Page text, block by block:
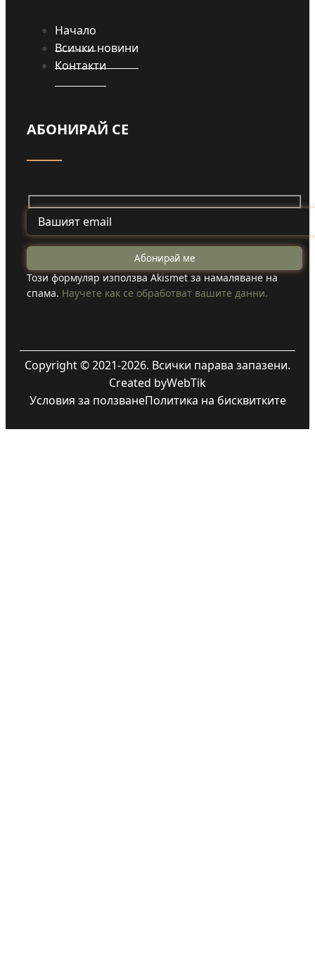
Начало
Всички новини
Контакти
АБОНИРАЙ СЕ
Този формуляр използва Akismet за намаляване на
спама. Научете как се обработват вашите данни.
Copyright © 2021-2026. Всички парава запазени.
Created byWebTik
Условия за ползванеПолитика на бисквитките